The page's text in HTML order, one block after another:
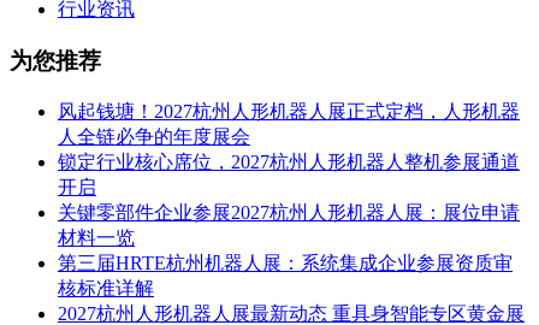
行业资讯
为您推荐
风起钱塘！2027杭州人形机器人展正式定档，人形机器
人全链必争的年度展会
锁定行业核心席位，2027杭州人形机器人整机参展通道
开启
关键零部件企业参展2027杭州人形机器人展：展位申请
材料一览
第三届HRTE杭州机器人展：系统集成企业参展资质审
核标准详解
2027杭州人形机器人展最新动态 重具身智能专区黄金展